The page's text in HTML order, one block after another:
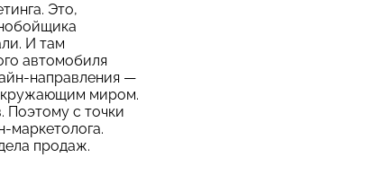
Это,
И там
автомобиля
направления —
миром.
Поэтому с точки
маркетолога.
продаж.